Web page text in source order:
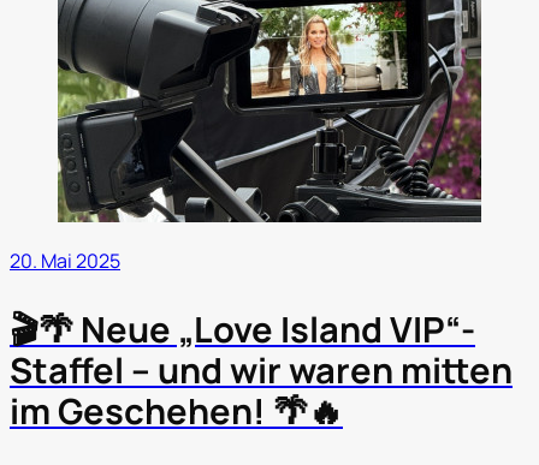
20. Mai 2025
🎬🌴 Neue „Love Island VIP“-
Staffel – und wir waren mitten
im Geschehen! 🌴🔥